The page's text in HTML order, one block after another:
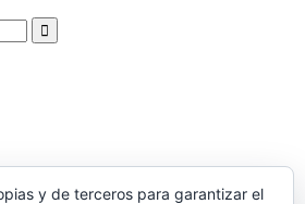
y de terceros para garantizar el